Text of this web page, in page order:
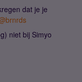
dat je je
niet bij Simyo